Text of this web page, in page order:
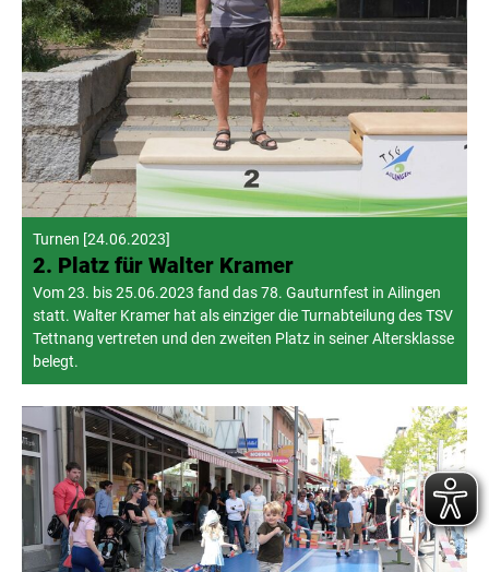
Turnen [24.06.2023]
2. Platz für Walter Kramer
Vom 23. bis 25.06.2023 fand das 78. Gauturnfest in Ailingen
statt. Walter Kramer hat als einziger die Turnabteilung des TSV
Tettnang vertreten und den zweiten Platz in seiner Altersklasse
belegt.